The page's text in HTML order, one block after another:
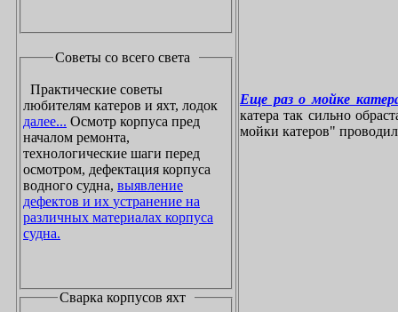
Советы со всего света
Практические советы
любителям катеров и яхт, лодок
далее... Осмотр корпуса пред
началом ремонта,
технологические шаги перед
осмотром, дефектация корпуса
водного судна, выявление
дефектов и их устранение на
различных материалах корпуса
судна.
Сварка корпусов яхт
Еще раз о мойке
катера так сильно
мойки катеров"